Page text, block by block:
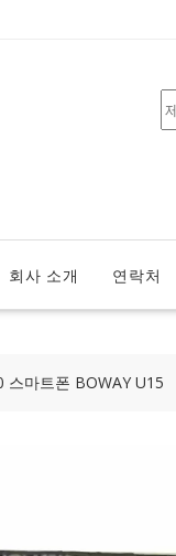
검
색
회사 소개 연락처
스마트폰 BOWAY U15